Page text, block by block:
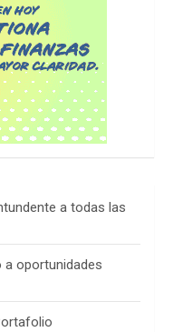
a todas las
a oportunidades